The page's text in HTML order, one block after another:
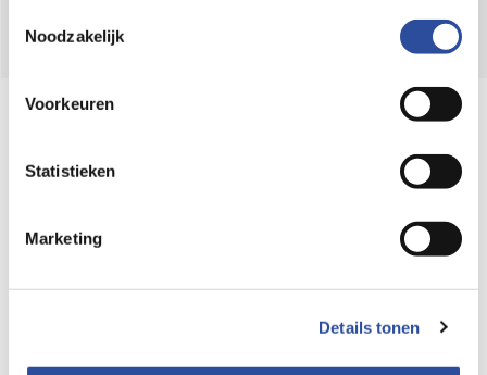
en de bewaartermijnen per categorie. Je kunt je keuze op
gegevensverwerking staat in de
Privacyverklaring
Noodzakelijk
Voorkeuren
Statistieken
Marketing
Details tonen
Online aanbieder medicijnen
webshop mag verkopen.
⁠Verantwoorde zorg, ⁠ook online.